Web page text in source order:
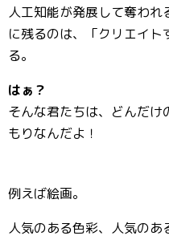
人工知能が発展して奪わ
に残るのは、「クリエイ
る。
はぁ？
そんな君たちは、どんだ
もりなんだよ！
例えば絵画。
人気のある色彩、人気の